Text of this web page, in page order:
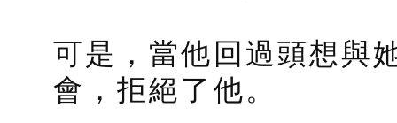
可是，當他回過頭想與
會，拒絕了他。